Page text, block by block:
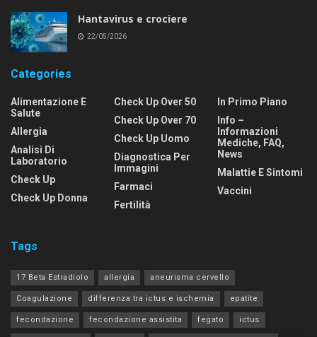
Hantavirus e crociere
22/05/2026
Categories
Alimentazione E
Salute
Allergia
Analisi Di
Laboratorio
Check Up
Check Up Donna
Check Up Over 50
Check Up Over 70
Check Up Uomo
Diagnostica Per
Immagini
Farmaci
Fertilità
In Primo Piano
Info –
Informazioni
Mediche, FAQ,
News
Malattie E Sintomi
Vaccini
Tags
17 Beta Estradiolo allergia aneurisma cervello
Coagulazione differenza tra ictus e ischemia epatite
fecondazione fecondazione assistita fegato ictus